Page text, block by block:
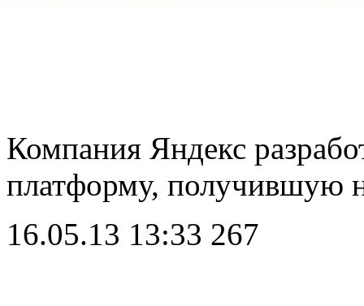
Компания Яндекс
платформу, получившую
16.05.13 13:33 267